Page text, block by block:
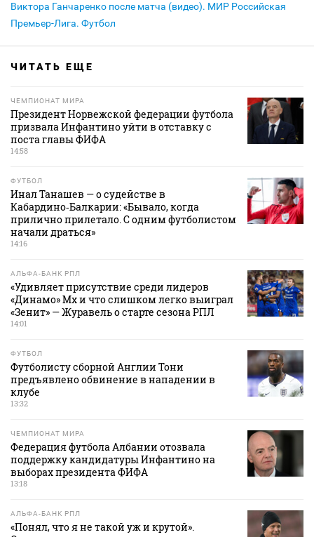
Виктора Ганчаренко после матча (видео). МИР Российская
Премьер-Лига. Футбол
ЧИТАТЬ ЕЩЕ
ЧЕМПИОНАТ МИРА
Президент Норвежской федерации футбола
призвала Инфантино уйти в отставку с
поста главы ФИФА
14:58
ФУТБОЛ
Инал Танашев — о судействе в
Кабардино‑Балкарии: «Бывало, когда
прилично прилетало. С одним футболистом
начали драться»
14:16
АЛЬФА-БАНК РПЛ
«Удивляет присутствие среди лидеров
«Динамо» Мх и что слишком легко выиграл
«Зенит» — Журавель о старте сезона РПЛ
14:01
ФУТБОЛ
Футболисту сборной Англии Тони
предъявлено обвинение в нападении в
клубе
13:32
ЧЕМПИОНАТ МИРА
Федерация футбола Албании отозвала
поддержку кандидатуры Инфантино на
выборах президента ФИФА
13:18
АЛЬФА-БАНК РПЛ
«Понял, что я не такой уж и крутой».